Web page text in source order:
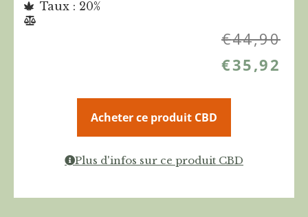
Taux : 20%
€44,90
€35,92
Acheter ce produit CBD
Plus d'infos sur ce produit CBD